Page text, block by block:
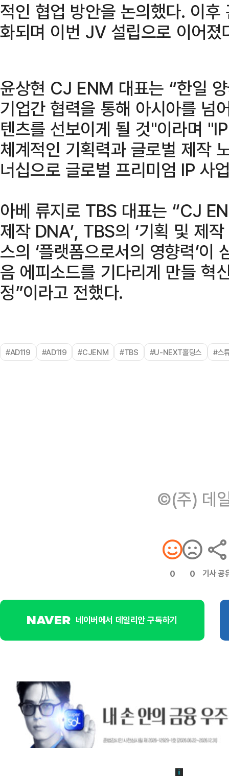
적인 협업 방안을 논의했다. 이
화되며 이번 JV 설립으로 이어졌
윤상현 CJ ENM 대표는 “한일
기업간 협력을 통해 아시아를 넘
텐츠를 선보이게 될 것"이라며
체계적인 기획력과 글로벌 제작
너십으로 글로벌 프리미엄 IP 사
아베 류지로 TBS 대표는 “CJ
제작 DNA’, TBS의 ‘기획 및 제
스의 ‘플랫폼으로서의 영향력’
음 에피소드를 기다리게 만들 혁
정”이라고 전했다.
#AD119 #AD119 #CJENM #TBS #U-NEXT홀딩스 #스
©(주) 데
0 0 기사 공
네이버에서 데일리안 구독하기